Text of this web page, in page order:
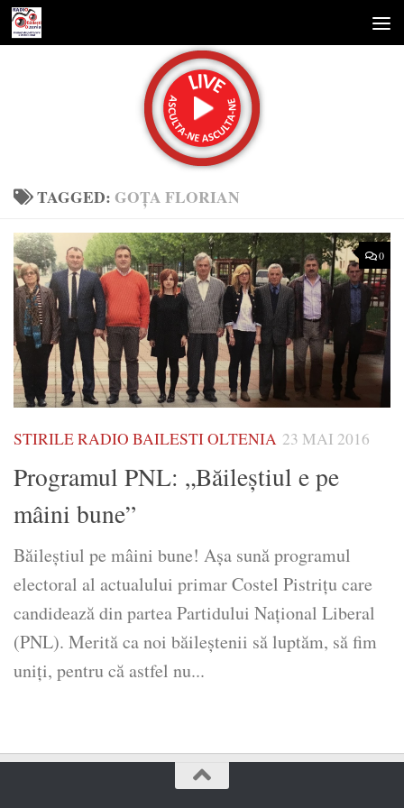
Skip to content
TAGGED:GOŢA FLORIAN
0
STIRILE RADIO BAILESTI OLTENIA 23 MAI 2016
Programul PNL: „Băileștiul e pe
mâini bune”
Băileştiul pe mâini bune! Aşa sună programul
electoral al actualului primar Costel Pistriţu care
candidează din partea Partidului Naţional Liberal
(PNL). Merită ca noi băileştenii să luptăm, să fim
uniţi, pentru că astfel nu...